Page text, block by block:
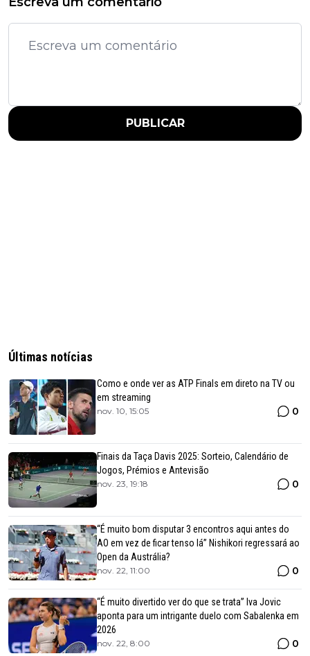
PUBLICAR
Últimas notícias
Como e onde ver as ATP Finals em direto na TV ou
em streaming
nov. 10, 15:05 0
Finais da Taça Davis 2025: Sorteio, Calendário de
Jogos, Prémios e Antevisão
nov. 23, 19:18 0
“É muito bom disputar 3 encontros aqui antes do
AO em vez de ficar tenso lá” Nishikori regressará ao
Open da Austrália?
nov. 22, 11:00 0
“É muito divertido ver do que se trata” Iva Jovic
aponta para um intrigante duelo com Sabalenka em
2026
nov. 22, 8:00 0